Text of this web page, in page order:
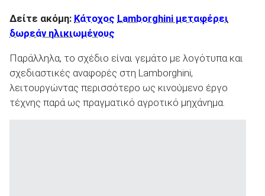
Δείτε ακόμη: Κάτοχος Lamborghini μεταφέρει
δωρεάν ηλικιωμένους
Παράλληλα, το σχέδιο είναι γεμάτο με λογότυπα και
σχεδιαστικές αναφορές στη Lamborghini,
λειτουργώντας περισσότερο ως κινούμενο έργο
τέχνης παρά ως πραγματικό αγροτικό μηχάνημα.